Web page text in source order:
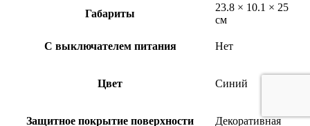
Габариты
23.8 × 10.1 × 25
см
С выключателем питания Нет
Цвет Синий
Защитное покрытие поверхности Декоративная